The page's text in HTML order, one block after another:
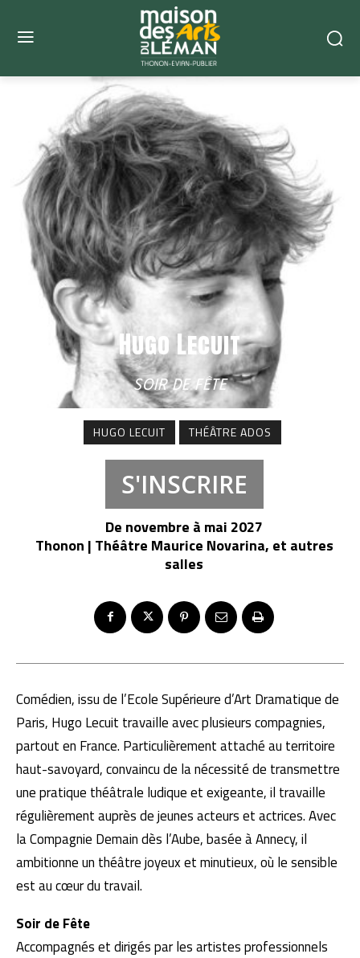
Hugo Lecuit
SOIR DE FÊTE
HUGO LECUIT THÉÂTRE ADOS
S'INSCRIRE
De novembre à mai 2027
Thonon | Théâtre Maurice Novarina, et autres
salles
Comédien, issu de l’Ecole Supérieure d’Art Dramatique de
Paris, Hugo Lecuit travaille avec plusieurs compagnies,
partout en France. Particulièrement attaché au territoire
haut-savoyard, convaincu de la nécessité de transmettre
une pratique théâtrale ludique et exigeante, il travaille
régulièrement auprès de jeunes acteurs et actrices. Avec
la Compagnie Demain dès l’Aube, basée à Annecy, il
ambitionne un théâtre joyeux et minutieux, où le sensible
est au cœur du travail.
Soir de Fête
Accompagnés et dirigés par les artistes professionnels